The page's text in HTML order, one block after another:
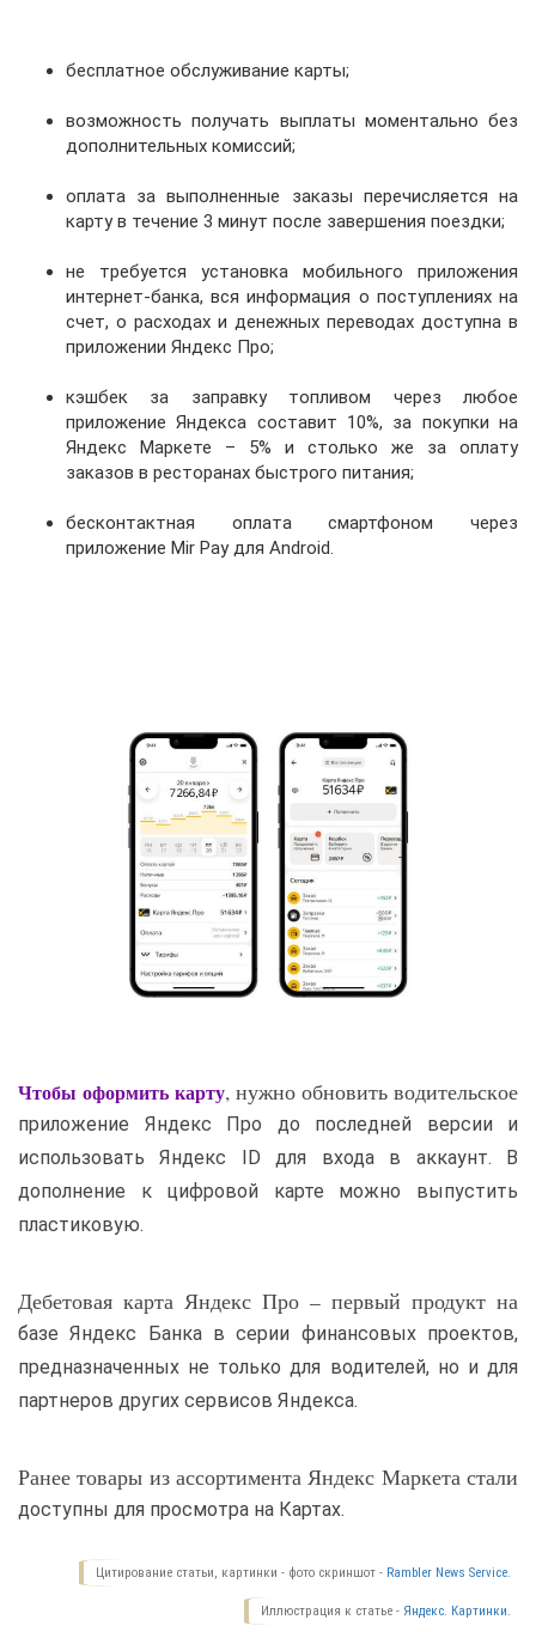
бесплатное обслуживание карты;
возможность получать выплаты моментально без
дополнительных комиссий;
оплата за выполненные заказы перечисляется на
карту в течение 3 минут после завершения поездки;
не требуется установка мобильного приложения
интернет-банка, вся информация о поступлениях на
счет, о расходах и денежных переводах доступна в
приложении Яндекс Про;
кэшбек за заправку топливом через любое
приложение Яндекса составит 10%, за покупки на
Яндекс Маркете – 5% и столько же за оплату
заказов в ресторанах быстрого питания;
бесконтактная оплата смартфоном через
приложение Mir Pay для Android.
Чтобы оформить карту, нужно обновить водительское
приложение Яндекс Про до последней версии и
использовать Яндекс ID для входа в аккаунт. В
дополнение к цифровой карте можно выпустить
пластиковую.
Дебетовая карта Яндекс Про – первый продукт на
базе Яндекс Банка в серии финансовых проектов,
предназначенных не только для водителей, но и для
партнеров других сервисов Яндекса.
Ранее товары из ассортимента Яндекс Маркета стали
доступны для просмотра на Картах.
Цитирование статьи, картинки - фото скриншот - Rambler News Service.
Иллюстрация к статье - Яндекс. Картинки.